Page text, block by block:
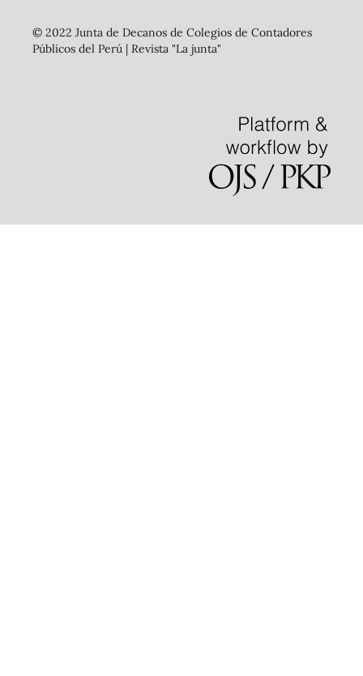
© 2022 Junta de Decanos de Colegios de Contadores
Públicos del Perú | Revista "La junta"